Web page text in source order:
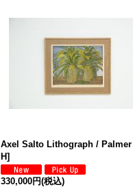
Axel Salto Lithograph / Palmer
H]
330,000円(税込)